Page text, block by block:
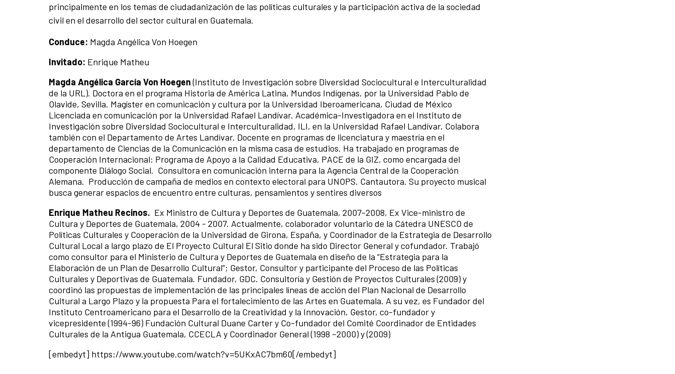
principalmente en los temas de ciudadanización de las políticas culturales y la participación activa de la sociedad
civil en el desarrollo del sector cultural en Guatemala.
Conduce: Magda Angélica Von Hoegen
Invitado: Enrique Matheu
Magda Angélica García Von Hoegen(Instituto de Investigación sobre Diversidad Sociocultural e Interculturalidad
de la URL). Doctora en el programa Historia de América Latina, Mundos Indígenas, por la Universidad Pablo de
Olavide, Sevilla. Magíster en comunicación y cultura por la Universidad Iberoamericana, Ciudad de México
Licenciada en comunicación por la Universidad Rafael Landívar. Académica-Investigadora en el Instituto de
Investigación sobre Diversidad Sociocultural e Interculturalidad, ILI, en la Universidad Rafael Landívar, Colabora
también con el Departamento de Artes Landívar. Docente en programas de licenciatura y maestría en el
departamento de Ciencias de la Comunicación en la misma casa de estudios. Ha trabajado en programas de
Cooperación Internacional: Programa de Apoyo a la Calidad Educativa, PACE de la GIZ, como encargada del
componente Diálogo Social. Consultora en comunicación interna para la Agencia Central de la Cooperación
Alemana. Producción de campaña de medios en contexto electoral para UNOPS. Cantautora. Su proyecto musical
busca generar espacios de encuentro entre culturas, pensamientos y sentires diversos
Enrique Matheu Recinos. Ex Ministro de Cultura y Deportes de Guatemala, 2007-2008, Ex Vice-ministro de
Cultura y Deportes de Guatemala, 2004 - 2007. Actualmente, colaborador voluntario de la Cátedra UNESCO de
Políticas Culturales y Cooperación de la Universidad de Girona, España, y Coordinador de la Estrategia de Desarrollo
Cultural Local a largo plazo de El Proyecto Cultural El Sitio donde ha sido Director General y cofundador. Trabajó
como consultor para el Ministerio de Cultura y Deportes de Guatemala en diseño de la “Estrategia para la
Elaboración de un Plan de Desarrollo Cultural”; Gestor, Consultor y participante del Proceso de las Políticas
Culturales y Deportivas de Guatemala. Fundador, GDC. Consultoría y Gestión de Proyectos Culturales (2009) y
coordinó las propuestas de implementación de las principales líneas de acción del Plan Nacional de Desarrollo
Cultural a Largo Plazo y la propuesta Para el fortalecimiento de las Artes en Guatemala. A su vez, es Fundador del
Instituto Centroamericano para el Desarrollo de la Creatividad y la Innovación, Gestor, co-fundador y
vicepresidente (1994-96) Fundación Cultural Duane Carter y Co-fundador del Comité Coordinador de Entidades
Culturales de la Antigua Guatemala, CCECLA y Coordinador General (1998 –2000) y (2009)
[embedyt] https://www.youtube.com/watch?v=5UKxAC7bm60[/embedyt]